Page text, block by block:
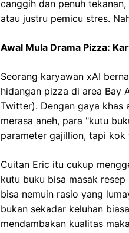
canggih dan penuh
atau justru pemicu stres.
Awal Mula Drama Pizza:
Seorang karyawan xAI
hidangan pizza di area Bay
Twitter). Dengan gaya khas
merasa aneh, para "kutu
parameter gajillion, tapi
Cuitan Eric itu cukup
kutu buku bisa masak
bisa nemuin rasio yang
bukan sekadar keluhan
mendambakan kualitas